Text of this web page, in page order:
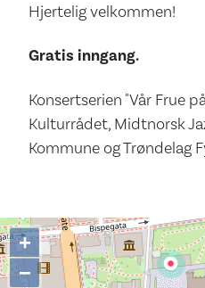
Hjertelig velkommen!
Gratis inngang.
Konsertserien "Vår Frue
Kulturrådet, Midtnorsk
Kommune og Trøndelag
+
−